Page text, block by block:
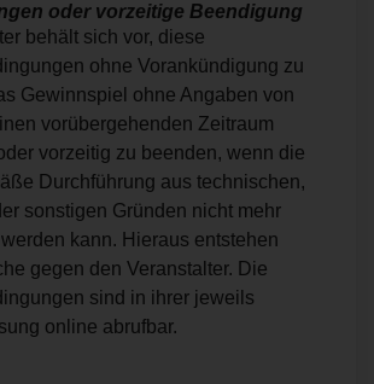
oder vorzeitige Beendigung
behält sich vor, diese
ohne Vorankündigung zu
Gewinnspiel ohne Angaben von
vorübergehenden Zeitraum
vorzeitig zu beenden, wenn die
Durchführung aus technischen,
sonstigen Gründen nicht mehr
kann. Hieraus entstehen
gegen den Veranstalter. Die
sind in ihrer jeweils
online abrufbar.